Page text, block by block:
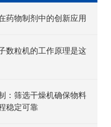
药物制剂中的创新应用
数粒机的工作原理是这
：筛选干燥机确保物料
稳定可靠